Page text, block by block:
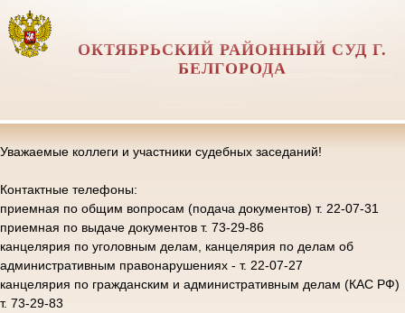
ОКТЯБРЬСКИЙ РАЙОННЫЙ СУД Г.
БЕЛГОРОДА
Уважаемые коллеги и участники судебных заседаний!
Контактные телефоны:
приемная по общим вопросам (подача документов) т. 22-07-31
приемная по выдаче документов т. 73-29-86
канцелярия по уголовным делам, канцелярия по делам об
административным правонарушениях - т. 22-07-27
канцелярия по гражданским и административным делам (КАС РФ)
т. 73-29-83